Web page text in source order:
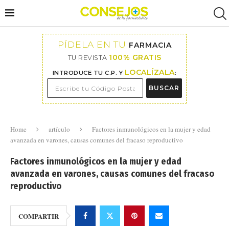
PÍDELA EN TU FARMACIA
TU REVISTA 100% GRATIS
INTRODUCE TU C.P. Y LOCALÍZALA:
BUSCAR
Home artículo
Factores inmunológicos en la mujer y edad
avanzada en varones, causas comunes del fracaso reproductivo
Factores inmunológicos en la mujer y edad
avanzada en varones, causas comunes del fracaso
reproductivo
COMPARTIR